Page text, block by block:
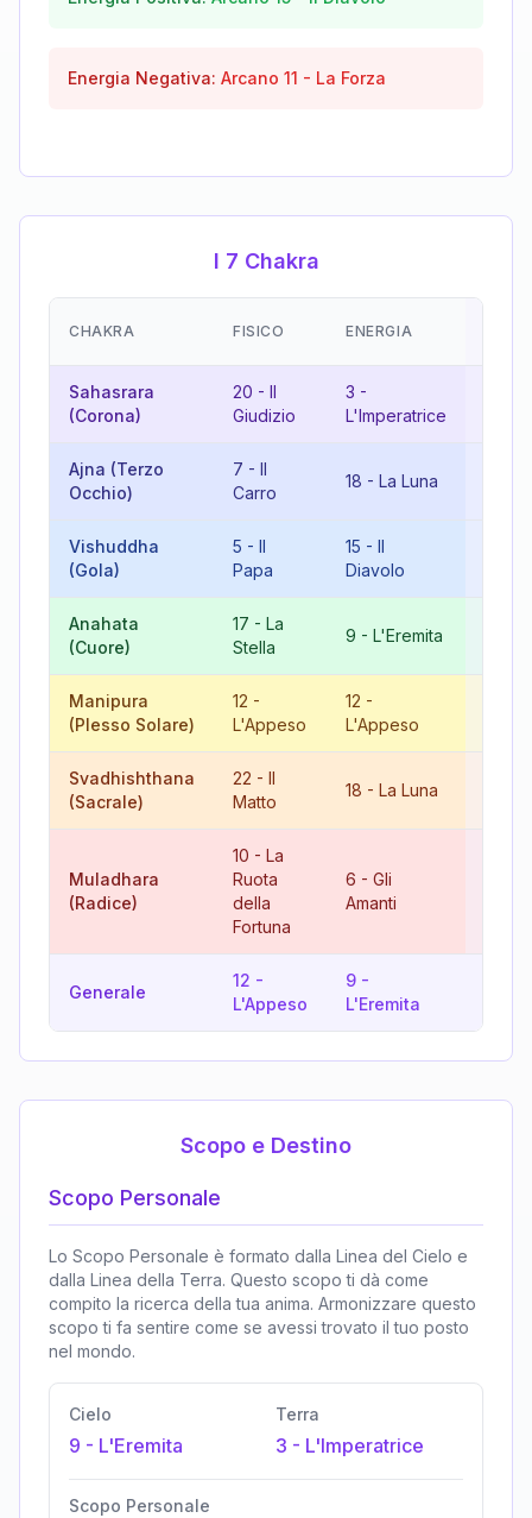
Energia Negativa: Arcano 11 - La Forza
I 7 Chakra
CHAKRA FISICO ENERGIA
Sahasrara
(Corona)
20 - Il
Giudizio
3 -
L'Imperatrice
Ajna (Terzo
Occhio)
7 - Il
Carro
18 - La Luna
Vishuddha
(Gola)
5 - Il
Papa
15 - Il
Diavolo
Anahata
(Cuore)
17 - La
Stella
9 - L'Eremita
Manipura
(Plesso Solare)
12 -
L'Appeso
12 -
L'Appeso
Svadhishthana
(Sacrale)
22 - Il
Matto
18 - La Luna
Muladhara
(Radice)
10 - La
Ruota
della
Fortuna
6 - Gli
Amanti
Generale
12 -
L'Appeso
9 -
L'Eremita
Scopo e Destino
Scopo Personale
Lo Scopo Personale è formato dalla Linea del Cielo e
dalla Linea della Terra. Questo scopo ti dà come
compito la ricerca della tua anima. Armonizzare questo
scopo ti fa sentire come se avessi trovato il tuo posto
nel mondo.
Cielo
9 - L'Eremita
Terra
3 - L'Imperatrice
Scopo Personale